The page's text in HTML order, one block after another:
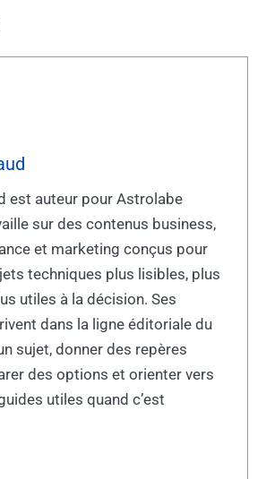
est auteur pour Astrolabe
sur des contenus business,
et marketing conçus pour
techniques plus lisibles, plus
utiles à la décision. Ses
dans la ligne éditoriale du
sujet, donner des repères
des options et orienter vers
utiles quand c’est